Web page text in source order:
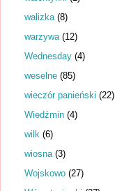
walizka (8)
warzywa (12)
Wednesday (4)
weselne (85)
wieczór panieński (22)
Wiedźmin (4)
wilk (6)
wiosna (3)
Wojskowo (27)